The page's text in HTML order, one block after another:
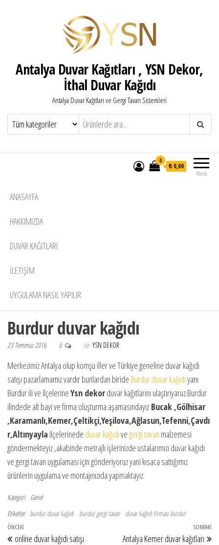
Antalya Duvar Kağıtları , YSN Dekor,
İthal Duvar Kağıdı
Antalya Duvar Kağıtları ve Gergi Tavan Sistemleri
Menü
0
₺ 0,00
ANASAYFA
HAKKIMIZDA
DUVAR KAĞITLARI
İLETİŞİM
UYGULAMA NASIL YAPILIR
Burdur duvar kağıdı
23 Temmuz 2016 0 ile YSN DEKOR
Merkezimiz Antalya olup komşu iller ve Türkiye geneline duvar kağıdı
satışı pazarlamamız vardır bunlardan biride Burdur duvar kağıdıyanı
Burdur ili ve ilçelerineYsn dekorduvar kağıtlarını ulaştırıyaruz.Burdur
ilindede alt bayi ve firma oluşturma aşamasındayız Bucak ,Gölhisar
,Karamanlı,Kemer,Çeltikçi,Yeşilova,Ağlasun,Tefenni,Çavdı
r,Altınyayla ilçelerinede duvar kağıdıvegergi tavan malzemesi
göndermekteyiz ,akabinde metrajlı işlerinizde ustalarımızı duvar kağıdı
ve gergi tavan uygulaması için gönderiyoruz yani kısaca sattığımız
ürünlerin uygulama ve montajınızıda yapmaktayız.
Kategori Genel
Etiketler burdur duvar kağıdı burdur gergi tavan duvar kağıdı firması burdur
Yazı gezinmesi
Önceki Yazı
ÖNCEKI
online duvar kağıdı satışı
SONRAKI
Antalya Kemer duvar kağıtları